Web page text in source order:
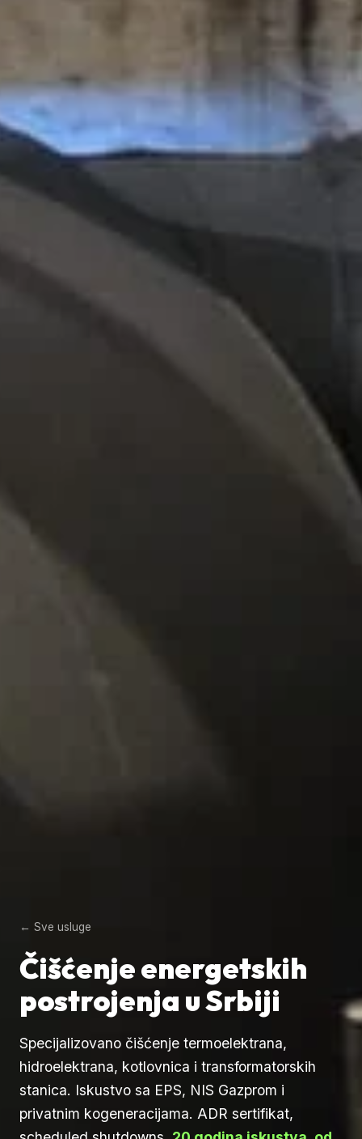
← Sve usluge
Čišćenje energetskih
postrojenja u Srbiji
Specijalizovano čišćenje termoelektrana,
hidroelektrana, kotlovnica i transformatorskih
stanica. Iskustvo sa EPS, NIS Gazprom i
privatnim kogeneracijama. ADR sertifikat,